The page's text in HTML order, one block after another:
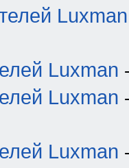
Luxman
Luxman
Luxman
Luxman